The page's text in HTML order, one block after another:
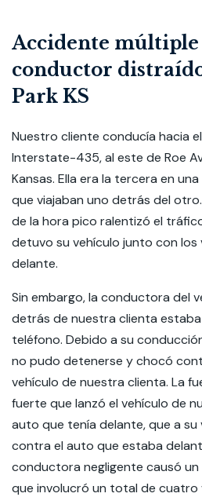
Accidente múltiple
conductor
Park KS
Nuestro cliente conducía hacia
Interstate-435, al este de Roe
Kansas. Ella era la tercera en
que viajaban uno detrás del
de la hora pico ralentizó el
detuvo su vehículo junto con los
delante.
Sin embargo, la conductora del
detrás de nuestra clienta
teléfono. Debido a su
no pudo detenerse y chocó
vehículo de nuestra clienta. La
fuerte que lanzó el vehículo de
auto que tenía delante, que a su
contra el auto que estaba
conductora negligente causó
que involucró un total de cuatro